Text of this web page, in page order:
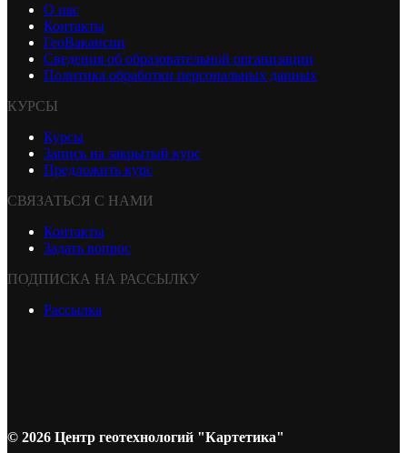
О нас
Контакты
ГеоВакансии
Сведения об образовательной организации
Политика обработки персональных данных
КУРСЫ
Курсы
Запись на закрытый курс
Предложить курс
СВЯЗАТЬСЯ С НАМИ
Контакты
Задать вопрос
ПОДПИСКА НА РАССЫЛКУ
Рассылка
© 2026 Центр геотехнологий "Картетика"